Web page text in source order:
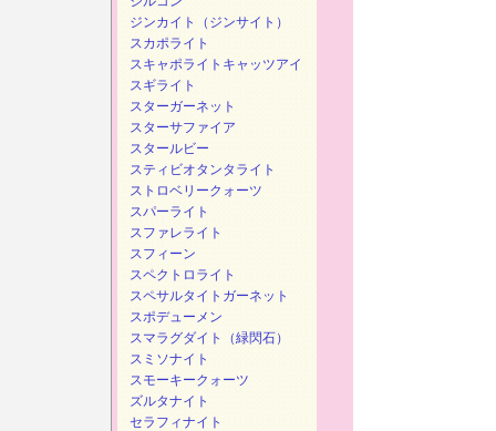
ジンカイト（ジンサイト）
スカポライト
スキャポライトキャッツアイ
スギライト
スターガーネット
スターサファイア
スタールビー
スティビオタンタライト
ストロベリークォーツ
スパーライト
スファレライト
スフィーン
スペクトロライト
スペサルタイトガーネット
スポデューメン
スマラグダイト（緑閃石）
スミソナイト
スモーキークォーツ
ズルタナイト
セラフィナイト